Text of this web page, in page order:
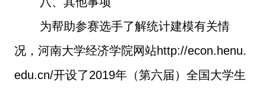
为帮助参赛选手了解统计建模有关情
况，河南大学经济学院网站http://econ.henu.
edu.cn/开设了2019年（第六届）全国大学生